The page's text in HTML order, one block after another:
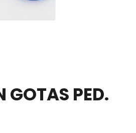
GOTAS PED.